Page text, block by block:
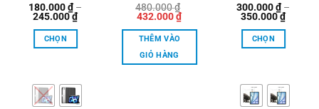
180.000₫ –
245.000₫Khoảng
giá:
245.000 ₫
CHỌN
phẩm
này
480.000₫
Giá
là:
480.000 ₫.
432.000₫Giá
hiện
tại
THÊM VÀO
GIỎ HÀNG
300.000₫ –
350.000₫
giá:
CHỌN
phẩm
này